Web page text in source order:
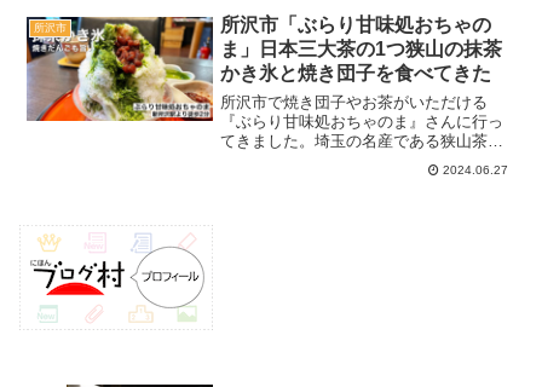
所沢市
所沢市「ぶらり甘味処おちゃの
ま」日本三大茶の1つ狭山の抹茶
かき氷と焼き団子を食べてきた
所沢市で焼き団子やお茶がいただける
『ぶらり甘味処おちゃのま』さんに行っ
てきました。埼玉の名産である狭山茶も
飲めて、カフェとしての利用もおすすめ
できるスポットです。ふらっと寄ったと
2024.06.27